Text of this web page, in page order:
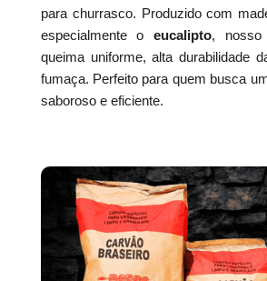
para churrasco. Produzido com
especialmente oeucalipto, nosso
queima uniforme, alta durabilidade
fumaça. Perfeito para quem busca
saboroso e eficiente.